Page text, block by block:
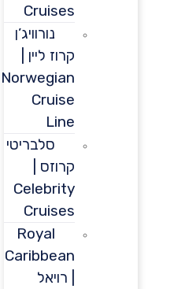
Cruises
נורוויג’ן
קרוז ליין |
Norwegian
Cruise
סלבריטי
קרוזס |
Celebrity
Cruises
Royal
Caribbean